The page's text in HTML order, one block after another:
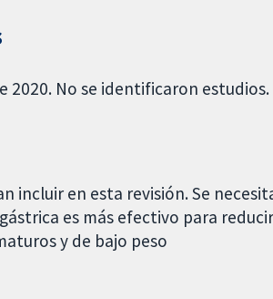
2020. No se identificaron estudios.
incluir en esta revisión. Se
es más efectivo para
y de bajo peso